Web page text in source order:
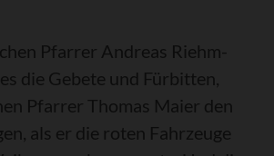
Pfarrer Andreas Riehm-
die Gebete und Fürbitten,
Pfarrer Thomas Maier den
als er die roten Fahrzeuge